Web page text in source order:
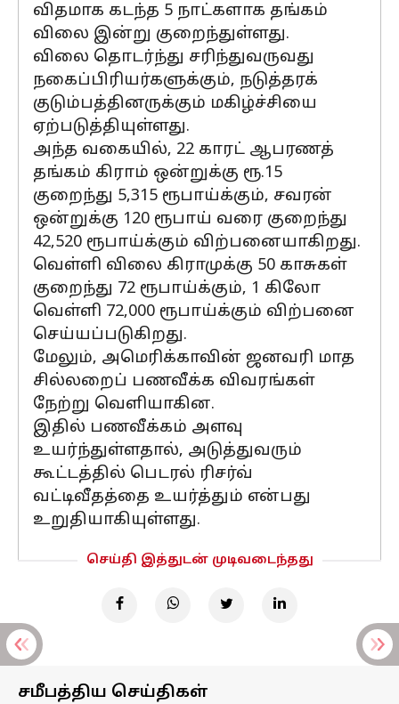
விதமாக கடந்த 5 நாட்களாக தங்கம்
விலை இன்று குறைந்துள்ளது.
விலை தொடர்ந்து சரிந்துவருவது
நகைப்பிரியர்களுக்கும், நடுத்தரக்
குடும்பத்தினருக்கும் மகிழ்ச்சியை
ஏற்படுத்தியுள்ளது.
அந்த வகையில், 22 காரட் ஆபரணத்
தங்கம் கிராம் ஒன்றுக்கு ரூ.15
குறைந்து 5,315 ரூபாய்க்கும், சவரன்
ஒன்றுக்கு 120 ரூபாய் வரை குறைந்து
42,520 ரூபாய்க்கும் விற்பனையாகிறது.
வெள்ளி விலை கிராமுக்கு 50 காசுகள்
குறைந்து 72 ரூபாய்க்கும், 1 கிலோ
வெள்ளி 72,000 ரூபாய்க்கும் விற்பனை
செய்யப்படுகிறது.
மேலும், அமெரிக்காவின் ஜனவரி மாத
சில்லறைப் பணவீக்க விவரங்கள்
நேற்று வெளியாகின.
இதில் பணவீக்கம் அளவு
உயர்ந்துள்ளதால், அடுத்துவரும்
கூட்டத்தில் பெடரல் ரிசர்வ்
வட்டிவீதத்தை உயர்த்தும் என்பது
உறுதியாகியுள்ளது.
செய்தி இத்துடன் முடிவடைந்தது
சமீபத்திய செய்திகள்